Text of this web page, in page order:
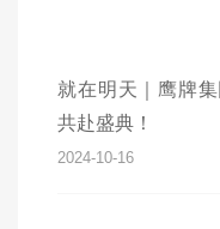
就在明天｜鹰牌
共赴盛典！
2024-10-16